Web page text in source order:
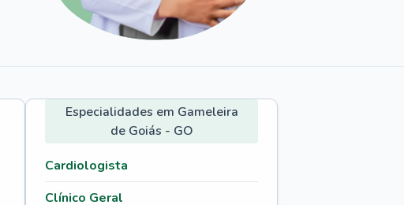
Especialidades em Gameleira
de Goiás - GO
Cardiologista
Clínico Geral